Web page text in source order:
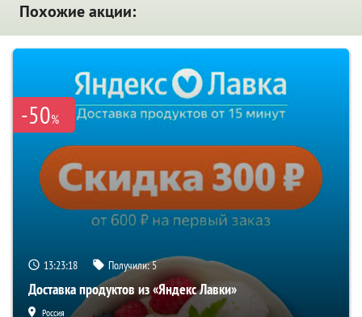
Похожие акции:
-50%
13:23:17 Получили:5
Доставка продуктов из «Яндекс Лавки»
Россия